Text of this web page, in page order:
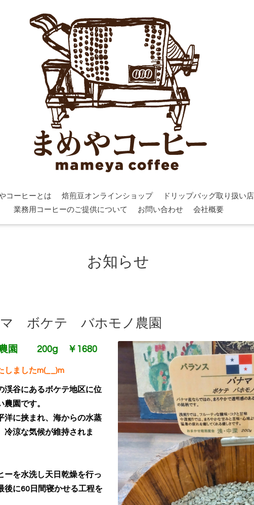
コーヒーとは 焙煎豆オンラインショップ ドリップバッグ取り扱い店
業務用コーヒーのご提供について
お問い合わせ 会社概要
お知らせ
マ ボケテ バホモノ農園
農園 200g ￥1680
しましたm(__)m
渓谷にあるボケテ地区に位
園です。
洋に挟まれ、海からの水蒸
冷涼な気候が維持されま
ーを水洗し天日乾燥を行っ
後に60日間寝かせる工程を